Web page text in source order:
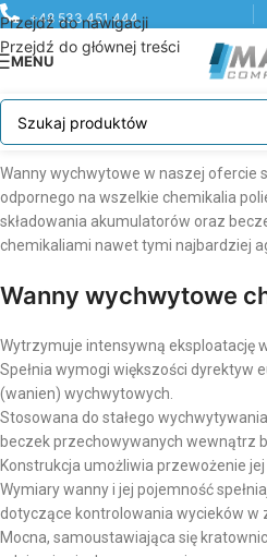
Przejdź do nawigacji
Przejdź do głównej treści
+48 533 451 444
MENU
Wanny wychwytowe w naszej ofercie
odpornego na wszelkie chemikalia
składowania akumulatorów oraz
chemikaliami nawet tymi najbardziej
Wanny wychwytowe
Wytrzymuje intensywną eksploatację
Spełnia wymogi większości dyrektyw
(wanien) wychwytowych.
Stosowana do stałego
beczek przechowywanych wewnątrz
Konstrukcja umożliwia przewożenie
Wymiary wanny i jej pojemność
dotyczące kontrolowania wycieków w
Mocna, samoustawiająca się